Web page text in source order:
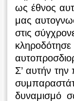
ως έθνος
μας
στις
Σ’ αυτήν
δυναμισμό